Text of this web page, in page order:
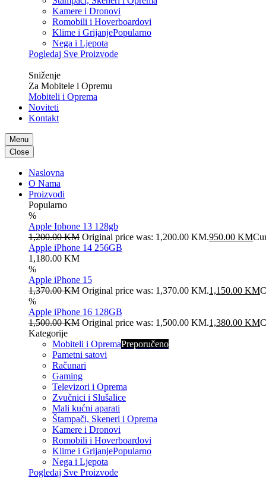
Kamere i Dronovi
Romobili i Hoverboardovi
Klime i GrijanjePopularno
Nega i Ljepota
Pogledaj Sve Proizvode
Sniženje
Za Mobitele i Opremu
Mobiteli i Oprema
Noviteti
Kontakt
Menu
Close
Naslovna
O Nama
Proizvodi
Popularno
%
Apple Iphone 13 128gb
1,200.00KM Original price was: 1,200.00 KM.950.00 KM
Apple iPhone 14 256GB
1,180.00 KM
%
Apple iPhone 15
1,370.00KM Original price was: 1,370.00 KM.1,150.00 KM
%
Apple iPhone 16 128GB
1,500.00KM Original price was: 1,500.00 KM.1,380.00 KM
Kategorije
Mobiteli i OpremaPreporučeno
Pametni satovi
Računari
Gaming
Televizori i Oprema
Zvučnici i Slušalice
Mali kućni aparati
Štampači, Skeneri i Oprema
Kamere i Dronovi
Romobili i Hoverboardovi
Klime i GrijanjePopularno
Nega i Ljepota
Pogledaj Sve Proizvode